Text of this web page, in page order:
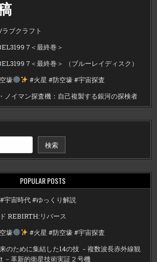
ブクラフト
7＜最終巻＞
7＜最終巻＞ （ブルーレイディスク）
壕
#火星 #防空壕 #宇宙探査
ノイマン探査機：自己複製する銀河の探検者
検索
POPULAR POSTS
宇宙時代 #ゆっくり解説
REBIRTH:リバース
壕
#火星 #防空壕 #宇宙探査
のために集結した14の技 －複数波長赤外線観
革新的衛星技術実証２号機